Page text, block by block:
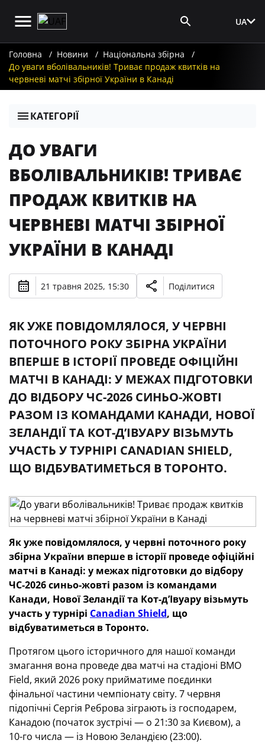
UA
Головна Новини
Національна збірна
До уваги вболівальників! Триває продаж квитків на
червневі матчі збірної України в Канаді
КАТЕГОРІЇ
ДО УВАГИ
ВБОЛІВАЛЬНИКІВ! ТРИВАЄ
ПРОДАЖ КВИТКІВ НА
ЧЕРВНЕВІ МАТЧІ ЗБІРНОЇ
УКРАЇНИ В КАНАДІ
21 травня 2025, 15:30 Поділитися
ЯК УЖЕ ПОВІДОМЛЯЛОСЯ, У ЧЕРВНІ
ПОТОЧНОГО РОКУ ЗБІРНА УКРАЇНИ
ВПЕРШЕ В ІСТОРІЇ ПРОВЕДЕ ОФІЦІЙНІ
МАТЧІ В КАНАДІ: У МЕЖАХ ПІДГОТОВКИ
ДО ВІДБОРУ ЧС-2026 СИНЬО-ЖОВТІ
РАЗОМ ІЗ КОМАНДАМИ КАНАДИ, НОВОЇ
ЗЕЛАНДІЇ ТА КОТ-Д’ІВУАРУ ВІЗЬМУТЬ
УЧАСТЬ У ТУРНІРІ CANADIAN SHIELD,
ЩО ВІДБУВАТИМЕТЬСЯ В ТОРОНТО.
Як уже повідомлялося, у червні поточного року
збірна України вперше в історії проведе офіційні
матчі в Канаді: у межах підготовки до відбору
ЧС-2026 синьо-жовті разом із командами
Канади, Нової Зеландії та Кот-д’Івуару візьмуть
участь у турнірі Canadian Shield, що
відбуватиметься в Торонто.
Протягом цього історичного для нашої команди
змагання вона проведе два матчі на стадіоні BMO
Field, який 2026 року прийматиме поєдинки
фінальної частини чемпіонату світу. 7 червня
підопічні Сергія Реброва зіграють із господарем,
Канадою (початок зустрічі — о 21:30 за Києвом), а
10-го числа — із Новою Зеландією (23:00).